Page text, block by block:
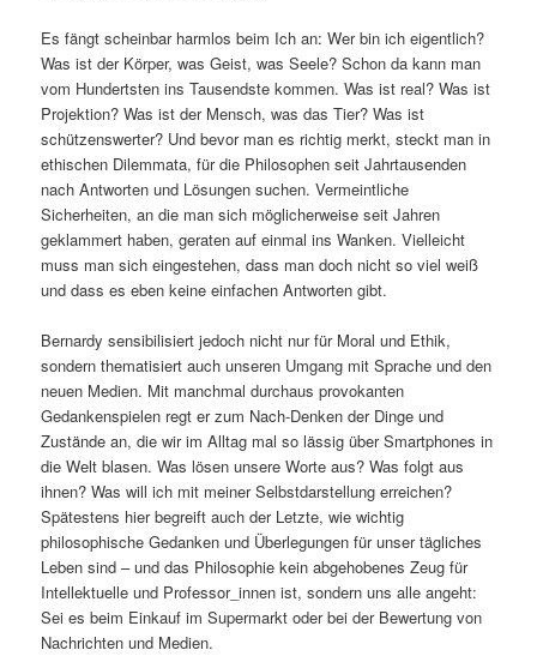
Es fängt scheinbar harmlos beim Ich an: Wer bin ich eigentlich?
Was ist der Körper, was Geist, was Seele? Schon da kann man
vom Hundertsten ins Tausendste kommen. Was ist real? Was ist
Projektion? Was ist der Mensch, was das Tier? Was ist
schützenswerter? Und bevor man es richtig merkt, steckt man in
ethischen Dilemmata, für die Philosophen seit Jahrtausenden
nach Antworten und Lösungen suchen. Vermeintliche
Sicherheiten, an die man sich möglicherweise seit Jahren
geklammert haben, geraten auf einmal ins Wanken. Vielleicht
muss man sich eingestehen, dass man doch nicht so viel weiß
und dass es eben keine einfachen Antworten gibt.
Bernardy sensibilisiert jedoch nicht nur für Moral und Ethik,
sondern thematisiert auch unseren Umgang mit Sprache und den
neuen Medien. Mit manchmal durchaus provokanten
Gedankenspielen regt er zum Nach-Denken der Dinge und
Zustände an, die wir im Alltag mal so lässig über Smartphones in
die Welt blasen. Was lösen unsere Worte aus? Was folgt aus
ihnen? Was will ich mit meiner Selbstdarstellung erreichen?
Spätestens hier begreift auch der Letzte, wie wichtig
philosophische Gedanken und Überlegungen für unser tägliches
Leben sind – und das Philosophie kein abgehobenes Zeug für
Intellektuelle und Professor_innen ist, sondern uns alle angeht:
Sei es beim Einkauf im Supermarkt oder bei der Bewertung von
Nachrichten und Medien.